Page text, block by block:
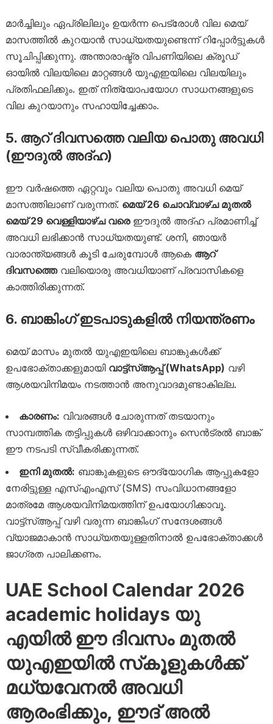
മാർച്ചിലും ഏപ്രിലിലും ഉയർന്ന പെട്രോൾ വില മെയ്
മാസത്തിൽ കുറയാൻ സാധ്യതയുണ്ടെന്ന് റിപ്പോർട്ടുകൾ
സൂചിപ്പിക്കുന്നു. അന്താരാഷ്ട്ര വിപണിയിലെ ക്രൂഡ്
ഓയിൽ വിലയിലെ മാറ്റങ്ങൾ യുഎഇയിലെ വിലയിലും
പ്രതിഫലിക്കും. ഇത് നിത്യോപയോഗ സാധനങ്ങളുടെ
വില കുറയാനും സഹായിച്ചേക്കാം.
5. ആറ് ദിവസത്തെ വലിയ പൊതു അവധി
(ഈദുൽ അദ്ഹ)
ഈ വർഷത്തെ ഏറ്റവും വലിയ പൊതു അവധി മെയ്
മാസത്തിലാണ് വരുന്നത്. മെയ് 26 ചൊവ്വാഴ്ച മുതൽ
മെയ് 29 വെള്ളിയാഴ്ച വരെഈദുൽ അദ്ഹ പ്രമാണിച്ച്
അവധി ലഭിക്കാൻ സാധ്യതയുണ്ട്. ശനി, ഞായർ
വാരാന്ത്യങ്ങൾ കൂടി ചേരുമ്പോൾ ആകെ ആറ്
ദിവസത്തെവലിയൊരു അവധിയാണ് പ്രവാസികളെ
കാത്തിരിക്കുന്നത്.
6. ബാങ്കിംഗ് ഇടപാടുകളിൽ നിയന്ത്രണം
മെയ് മാസം മുതൽ യുഎഇയിലെ ബാങ്കുകൾക്ക്
ഉപഭോക്താക്കളുമായി വാട്ട്‌സ്ആപ്പ് (WhatsApp) വഴി
ആശയവിനിമയം നടത്താൻ അനുവാദമുണ്ടാകില്ല.
കാരണം: വിവരങ്ങൾ ചോരുന്നത് തടയാനും
സാമ്പത്തിക തട്ടിപ്പുകൾ ഒഴിവാക്കാനും സെൻട്രൽ ബാങ്ക്
ഈ നടപടി സ്വീകരിക്കുന്നത്.
ഇനി മുതൽ: ബാങ്കുകളുടെ ഔദ്യോഗിക ആപ്പുകളോ
നേരിട്ടുള്ള എസ്എംഎസ് (SMS) സംവിധാനങ്ങളോ
മാത്രമേ ആശയവിനിമയത്തിന് ഉപയോഗിക്കാവൂ.
വാട്ട്‌സ്ആപ്പ് വഴി വരുന്ന ബാങ്കിംഗ് സന്ദേശങ്ങൾ
വ്യാജമാകാൻ സാധ്യതയുള്ളതിനാൽ ഉപഭോക്താക്കൾ
ജാഗ്രത പാലിക്കണം.
UAE School Calendar 2026
academic holidays യു
എയിൽ ഈ ദിവസം മുതൽ
യുഎഇയിൽ സ്‌കൂളുകൾക്ക്
മധ്യവേനൽ അവധി
ആരംഭിക്കും, ഈദ് അൽ